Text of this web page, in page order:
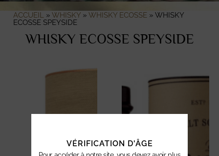
ACCUEIL» WHISKY» WHISKY ECOSSE» WHISKY
ECOSSE SPEYSIDE
WHISKY ECOSSE SPEYSIDE
VÉRIFICATION D'ÂGE